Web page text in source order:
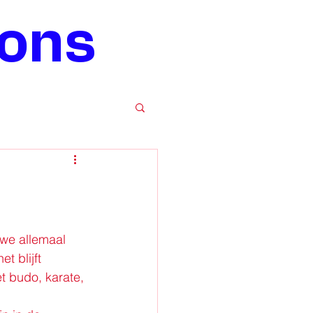
allemaal
blijft
budo, karate,